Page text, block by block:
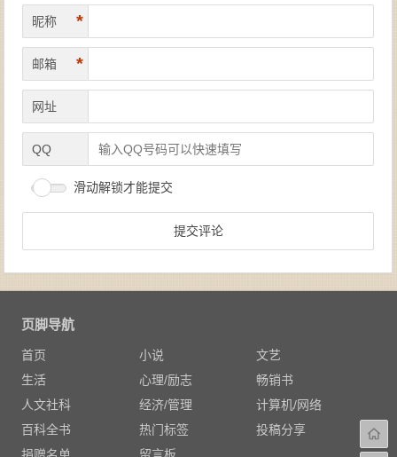
昵称 *
邮箱 *
网址
QQ
滑动解锁才能提交
页脚导航
首页 小说
文艺
生活
心理/励志
畅销书
人文社科
经济/管理
计算机/网络
百科全书
热门标签
投稿分享